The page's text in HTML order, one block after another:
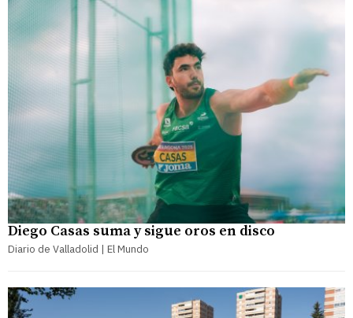
Diego Casas suma y sigue oros en disco
Diario de Valladolid | El Mundo